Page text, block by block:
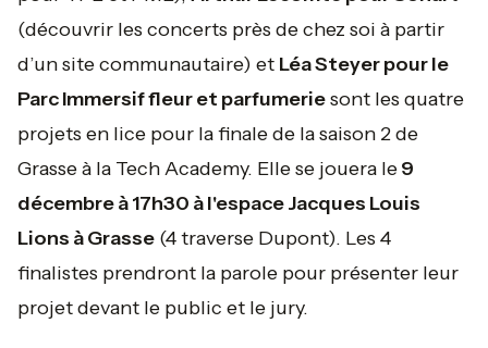
(découvrir les concerts près de chez soi à partir
d’un site communautaire) et Léa Steyer pour le
Parc Immersif fleur et parfumeriesont les quatre
projets en lice pour la finale de la saison 2 de
Grasse à la Tech Academy. Elle se jouera le9
décembre à 17h30 à l'espace Jacques Louis
Lions à Grasse (4 traverse Dupont). Les 4
finalistes prendront la parole pour présenter leur
projet devant le public et le jury.